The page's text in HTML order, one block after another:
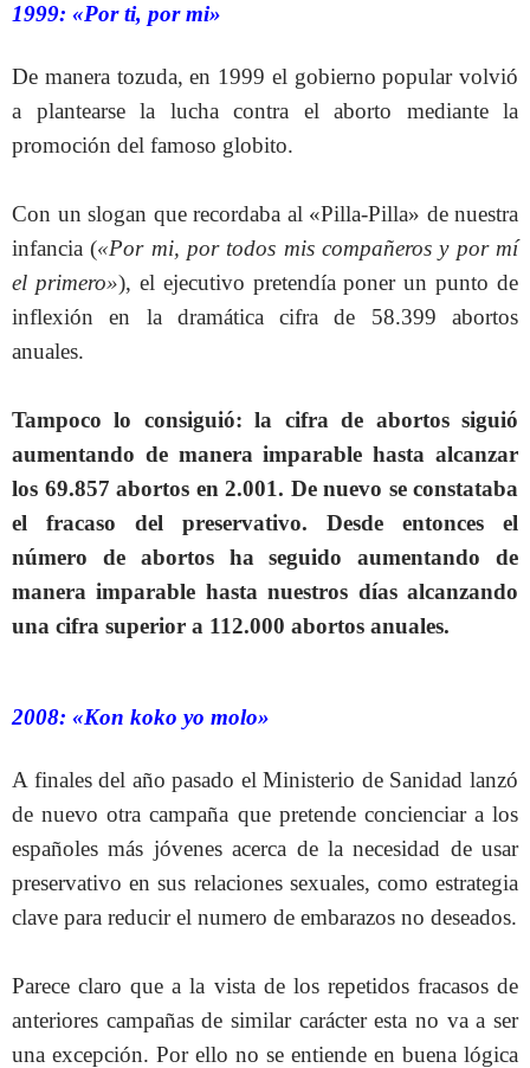
1999: «Por ti, por mi»
De manera tozuda, en 1999 el gobierno popular volvió
a plantearse la lucha contra el aborto mediante la
promoción del famoso globito.
Con un slogan que recordaba al «Pilla-Pilla» de nuestra
infancia («Por mi, por todos mis compañeros y por mí
el primero»), el ejecutivo pretendía poner un punto de
inflexión en la dramática cifra de 58.399 abortos
anuales.
Tampoco lo consiguió: la cifra de abortos siguió
aumentando de manera imparable hasta alcanzar
los 69.857 abortos en 2.001. De nuevo se constataba
el fracaso del preservativo. Desde entonces el
número de abortos ha seguido aumentando de
manera imparable hasta nuestros días alcanzando
una cifra superior a 112.000 abortos anuales.
2008: «Kon koko yo molo»
A finales del año pasado el Ministerio de Sanidad lanzó
de nuevo otra campaña que pretende concienciar a los
españoles más jóvenes acerca de la necesidad de usar
preservativo en sus relaciones sexuales, como estrategia
clave para reducir el numero de embarazos no deseados.
Parece claro que a la vista de los repetidos fracasos de
anteriores campañas de similar carácter esta no va a ser
una excepción. Por ello no se entiende en buena lógica